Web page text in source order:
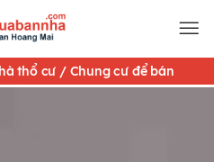
thổ cư / Chung cư để bán